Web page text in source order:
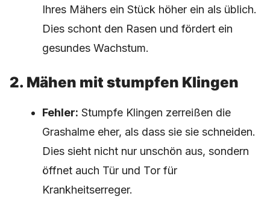
Ihres Mähers ein Stück höher ein als üblich.
Dies schont den Rasen und fördert ein
gesundes Wachstum.
2. Mähen mit stumpfen Klingen
Fehler: Stumpfe Klingen zerreißen die
Grashalme eher, als dass sie sie schneiden.
Dies sieht nicht nur unschön aus, sondern
öffnet auch Tür und Tor für
Krankheitserreger.